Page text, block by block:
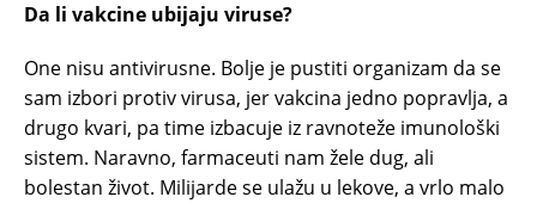
Da li vakcine ubijaju viruse?
One nisu antivirusne. Bolje je pustiti organizam da se
sam izbori protiv virusa, jer vakcina jedno popravlja, a
drugo kvari, pa time izbacuje iz ravnoteže imunološki
sistem. Naravno, farmaceuti nam žele dug, ali
bolestan život. Milijarde se ulažu u lekove, a vrlo malo